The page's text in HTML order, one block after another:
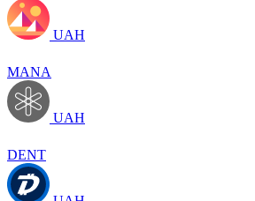
UAH
MANA
UAH
DENT